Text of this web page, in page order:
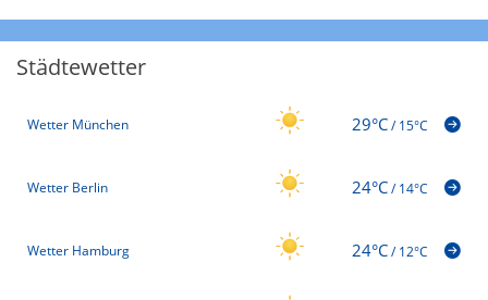
Städtewetter
Wetter München 29°C/15°C
Wetter Berlin 24°C/14°C
Wetter Hamburg 24°C/12°C